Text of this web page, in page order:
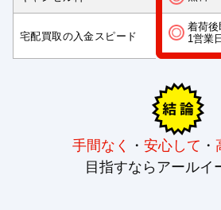
宅配買取の入金スピード
着荷後
1営業
手間なく ・ 安心して ・
目指すならアールイ